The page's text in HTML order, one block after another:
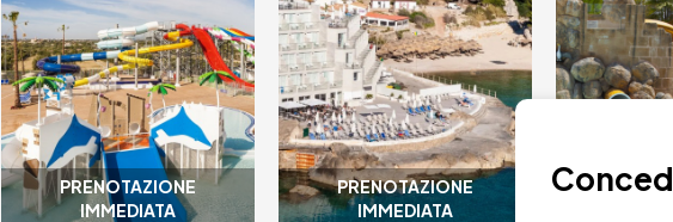
PRENOTAZIONE
IMMEDIATA
PRENOTAZIONE
IMMEDIATA